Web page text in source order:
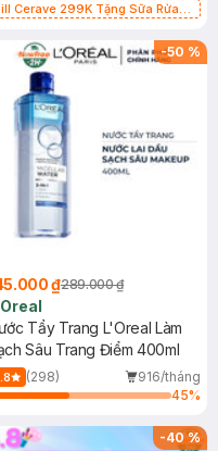
Cerave 299K Tặng Sữa Rửa
-50 %
₫289.000 ₫
Tẩy Trang L'Oreal Làm
Sâu Trang Điểm 400ml
(298)
916/tháng
45%
-40%